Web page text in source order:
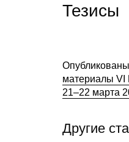
Тезисы
материалы VI
21–22 марта
Другие